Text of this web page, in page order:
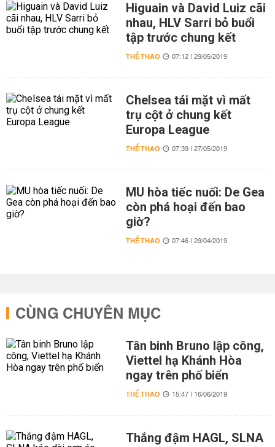
Higuain và David Luiz cãi
nhau, HLV Sarri bỏ buổi
tập trước chung kết
THỂ THAO 07:12 | 29/05/2019
Chelsea tái mặt vì mất
trụ cột ở chung kết
Europa League
THỂ THAO 07:39 | 27/05/2019
MU hòa tiếc nuối: De Gea
còn phá hoại đến bao
giờ?
THỂ THAO 07:46 | 29/04/2019
CÙNG CHUYÊN MỤC
Tân binh Bruno lập công,
Viettel hạ Khánh Hòa
ngay trên phố biển
THỂ THAO 15:47 | 16/06/2019
Thắng đậm HAGL, SLNA